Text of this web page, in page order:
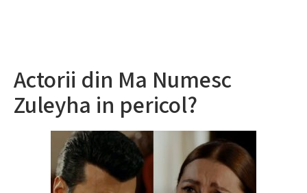
Actorii din Ma Numesc
Zuleyha in pericol?